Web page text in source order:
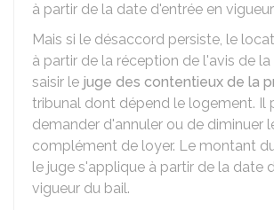
à partir de la date d'entrée en
Mais si le désaccord persiste, le
à partir de la réception de l'avis de la
saisir le juge des contentieux de la
tribunal dont dépend le logement. Il
demander d'annuler ou de diminuer
complément de loyer. Le montant
le juge s'applique à partir de la date
vigueur du bail.